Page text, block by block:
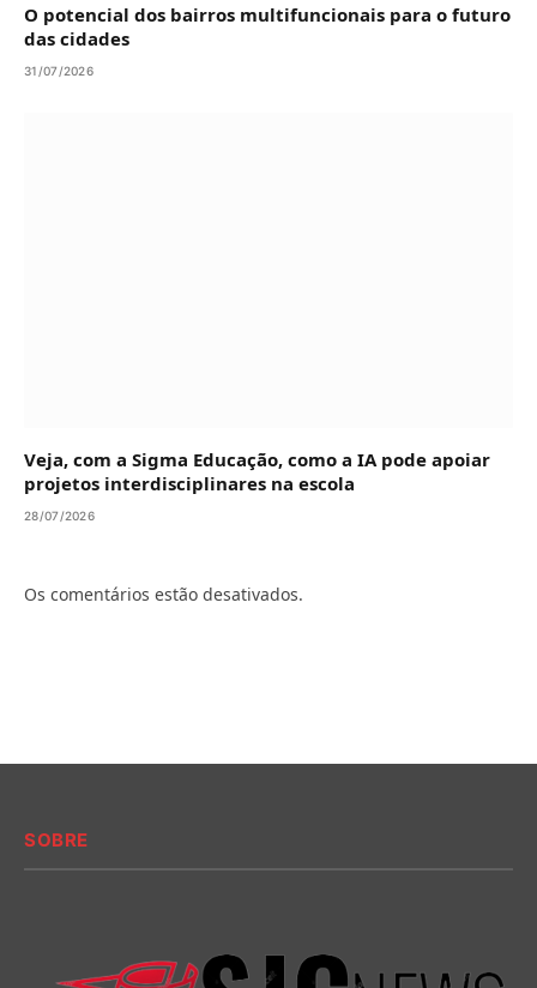
O potencial dos bairros multifuncionais para o futuro
das cidades
31/07/2026
Veja, com a Sigma Educação, como a IA pode apoiar
projetos interdisciplinares na escola
28/07/2026
Os comentários estão desativados.
SOBRE